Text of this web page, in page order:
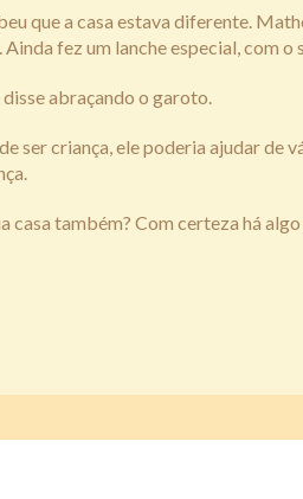
que a casa estava diferente.
fez um lanche especial, com
abraçando o garoto.
ser criança, ele poderia ajudar de
casa também? Com certeza há